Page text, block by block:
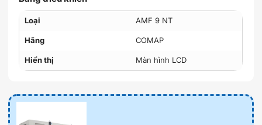
Loại AMF 9 NT
Hãng COMAP
Hiển thị Màn hình LCD